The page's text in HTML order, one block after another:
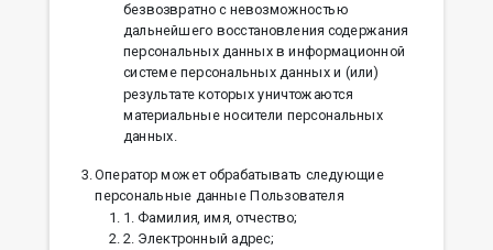
безвозвратно с невозможностью
дальнейшего восстановления содержания
персональных данных в информационной
системе персональных данных и (или)
результате которых уничтожаются
материальные носители персональных
данных.
Оператор может обрабатывать следующие
персональные данные Пользователя
1. Фамилия, имя, отчество;
2. Электронный адрес;